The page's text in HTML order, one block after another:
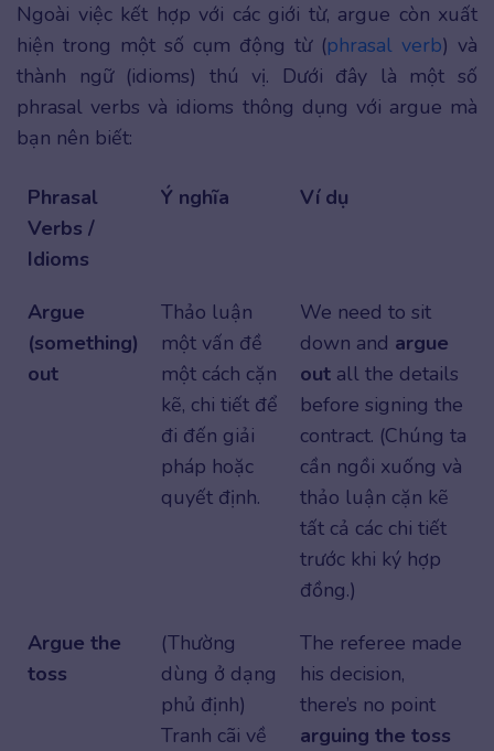
Ngoài việc kết hợp với các giới từ, argue còn xuất
hiện trong một số cụm động từ (phrasal verb) và
thành ngữ (idioms) thú vị. Dưới đây là một số
phrasal verbs và idioms thông dụng với argue mà
bạn nên biết:
Phrasal
Verbs /
Idioms
Ý nghĩa Ví dụ
Argue
(something)
out
Thảo luận
một vấn đề
một cách cặn
kẽ, chi tiết để
đi đến giải
pháp hoặc
quyết định.
We need to sit
down and argue
out all the details
before signing the
contract. (Chúng ta
cần ngồi xuống và
thảo luận cặn kẽ
tất cả các chi tiết
trước khi ký hợp
đồng.)
Argue the
toss
(Thường
dùng ở dạng
phủ định)
Tranh cãi về
The referee made
his decision,
there’s no point
arguing the toss